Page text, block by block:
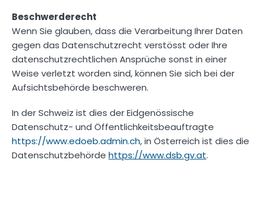
Beschwerderecht
Wenn Sie glauben, dass die Verarbeitung Ihrer Daten
gegen das Datenschutzrecht verstösst oder Ihre
datenschutzrechtlichen Ansprüche sonst in einer
Weise verletzt worden sind, können Sie sich bei der
Aufsichtsbehörde beschweren.
In der Schweiz ist dies der Eidgenössische
Datenschutz- und Öffentlichkeitsbeauftragte
https://www.edoeb.admin.ch, in Österreich ist dies die
Datenschutz­behörde https://www.dsb.gv.at.